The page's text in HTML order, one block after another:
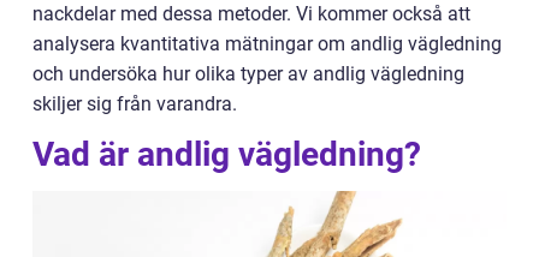
nackdelar med dessa metoder. Vi kommer också att
analysera kvantitativa mätningar om andlig vägledning
och undersöka hur olika typer av andlig vägledning
skiljer sig från varandra.
Vad är andlig vägledning?